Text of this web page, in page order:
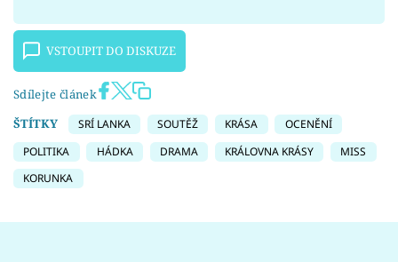
VSTOUPIT DO DISKUZE
Sdílejte článek
ŠTÍTKY
SRÍ LANKA SOUTĚŽ KRÁSA
OCENĚNÍ
POLITIKA
HÁDKA DRAMA KRÁLOVNA KRÁSY
MISS
KORUNKA